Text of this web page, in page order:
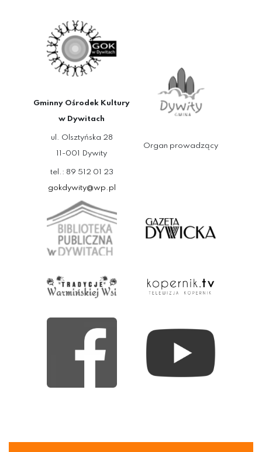
Gminny Ośrodek Kultury
w Dywitach
ul. Olsztyńska 28
11-001 Dywity
tel.: 89 512 01 23
gokdywity@wp.pl
Organ prowadzący